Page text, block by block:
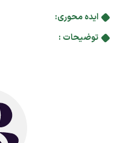
ایده محوری:
توضیحات :